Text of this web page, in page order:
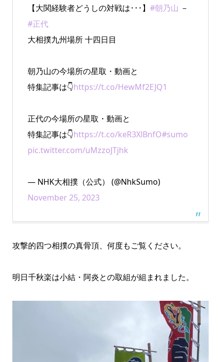
【大関経験者どうしの対戦は･･･】 #朝乃山 －
#正代
大相撲九州場所 十四日目
朝乃山の今場所の星取・動画と
特集記事は👇https://t.co/HewMf2EJQ1
正代の今場所の星取・動画と
特集記事は👇https://t.co/keR3XlBnfO#sumo
pic.twitter.com/uMzzoJTjhk
— NHK大相撲（公式） (@NhkSumo)
November 25, 2023
攻撃的四つ相撲の真骨頂、何度もご覧ください。
明日千秋楽は小結・阿炎との取組が組まれました。